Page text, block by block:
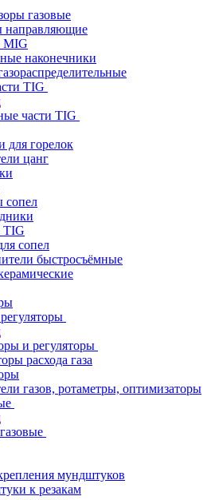
газовые
направляющие
MIG
наконечники
TIG
части TIG
для горелок
цанг
сопел
TIG
сопел
быстросъёмные
и регуляторы
расхода газа
газов, ротаметры, оптимизаторы
мундштуков
к резакам